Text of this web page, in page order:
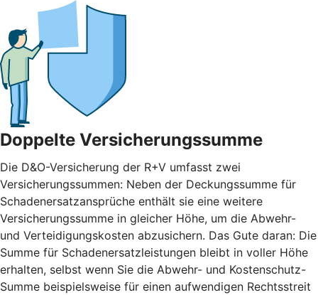
Doppelte Versicherungssumme
Die D&O-Versicherung der R+V umfasst zwei
Versicherungssummen: Neben der Deckungssumme für
Schadenersatzansprüche enthält sie eine weitere
Versicherungssumme in gleicher Höhe, um die Abwehr-
und Verteidigungskosten abzusichern. Das Gute daran: Die
Summe für Schadenersatzleistungen bleibt in voller Höhe
erhalten, selbst wenn Sie die Abwehr- und Kostenschutz-
Summe beispielsweise für einen aufwendigen Rechtsstreit